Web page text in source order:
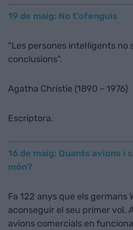
19 de maig: No t'ofenguis
"Les persones intel·ligents no
conclusions".
Agatha Christie (1890 – 1976)
Escriptora.
16 de maig: Quants avions i
món?
Fa 122 anys que els germans
aconseguir el seu primer vol.
avions comercials en